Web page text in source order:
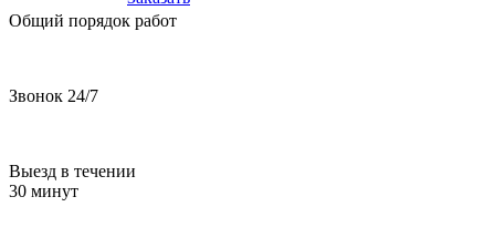
Общий порядок работ
Звонок 24/7
Выезд в течении
30 минут